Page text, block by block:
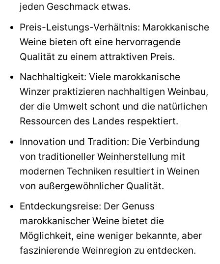
jeden Geschmack etwas.
Preis-Leistungs-Verhältnis: Marokkanische
Weine bieten oft eine hervorragende
Qualität zu einem attraktiven Preis.
Nachhaltigkeit: Viele marokkanische
Winzer praktizieren nachhaltigen Weinbau,
der die Umwelt schont und die natürlichen
Ressourcen des Landes respektiert.
Innovation und Tradition: Die Verbindung
von traditioneller Weinherstellung mit
modernen Techniken resultiert in Weinen
von außergewöhnlicher Qualität.
Entdeckungsreise: Der Genuss
marokkanischer Weine bietet die
Möglichkeit, eine weniger bekannte, aber
faszinierende Weinregion zu entdecken.